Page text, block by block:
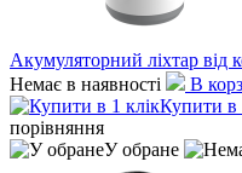
Акумуляторний ліхтар
Немає в наявності
В
Купити в
порівняння
У обране